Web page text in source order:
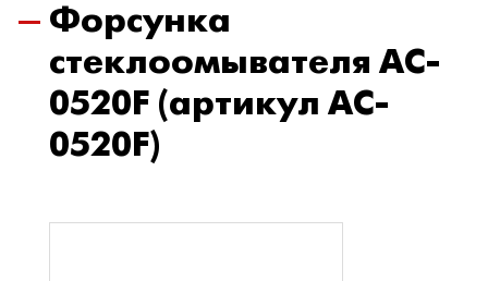
Форсунка
стеклоомывателя AC-
0520F (артикул AC-
0520F)